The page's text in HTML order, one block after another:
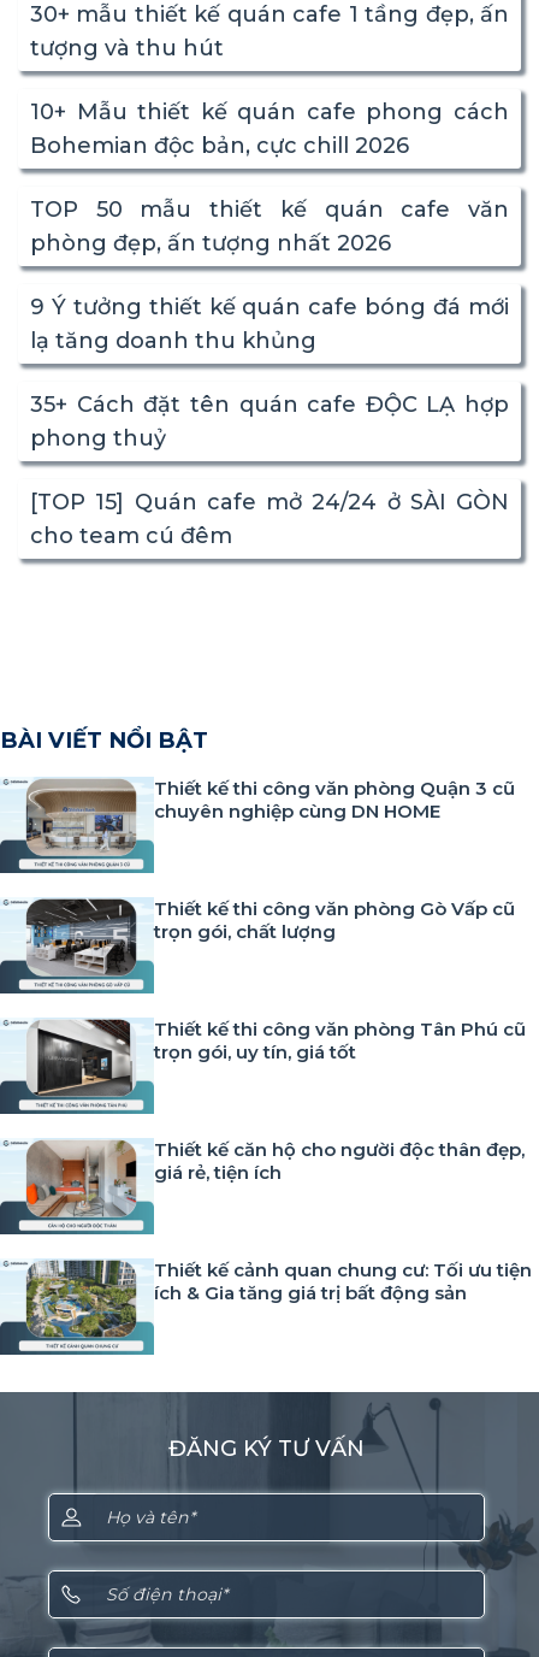
30+ mẫu thiết kế quán cafe 1 tầng đẹp, ấn
tượng và thu hút
10+ Mẫu thiết kế quán cafe phong cách
Bohemian độc bản, cực chill 2026
TOP 50 mẫu thiết kế quán cafe văn
phòng đẹp, ấn tượng nhất 2026
9 Ý tưởng thiết kế quán cafe bóng đá mới
lạ tăng doanh thu khủng
35+ Cách đặt tên quán cafe ĐỘC LẠ hợp
phong thuỷ
[TOP 15] Quán cafe mở 24/24 ở SÀI GÒN
cho team cú đêm
BÀI VIẾT NỔI BẬT
Thiết kế thi công văn phòng Quận 3 cũ
chuyên nghiệp cùng DN HOME
Thiết kế thi công văn phòng Gò Vấp cũ
trọn gói, chất lượng
Thiết kế thi công văn phòng Tân Phú cũ
trọn gói, uy tín, giá tốt
Thiết kế căn hộ cho người độc thân đẹp,
giá rẻ, tiện ích
Thiết kế cảnh quan chung cư: Tối ưu tiện
ích & Gia tăng giá trị bất động sản
ĐĂNG KÝ TƯ VẤN